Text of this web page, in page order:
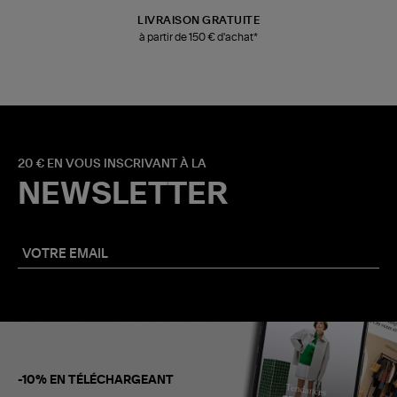
LIVRAISON GRATUITE
à partir de 150 € d'achat*
20 € EN VOUS INSCRIVANT À LA
NEWSLETTER
-10% EN TÉLÉCHARGEANT